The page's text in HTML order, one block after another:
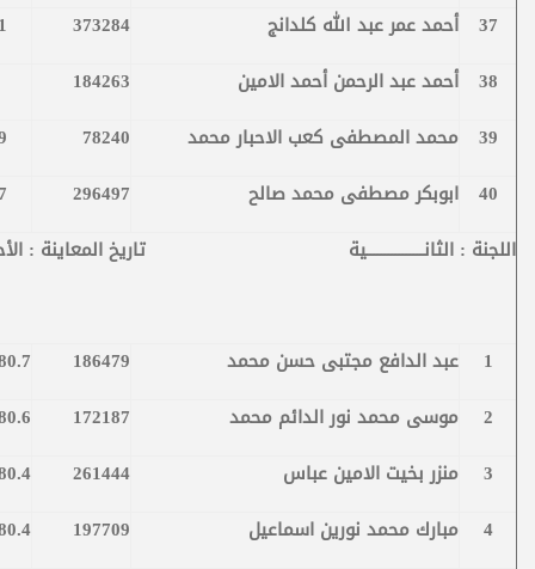
37
أحمد عمر عبد الله كلدانج 373284
38
أحمد عبد الرحمن أحمد الامين
184263
39
محمد المصطفى كعب الاحبار محمد 78240
40
ابوبكر مصطفى محمد صالح 296497
اللجنة : الثانــــــــــــــــية تاريخ المعاينة : الأحد 14/7/
1 عبد الدافع مجتبى حسن محمد 186479
2
موسى محمد نور الدائم محمد 172187
3
منزر بخيت الامين عباس 261444
4
مبارك محمد نورين اسماعيل 197709